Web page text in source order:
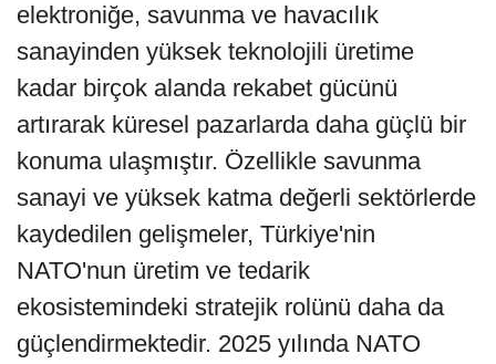
elektroniğe, savunma ve havacılık
sanayinden yüksek teknolojili üretime
kadar birçok alanda rekabet gücünü
artırarak küresel pazarlarda daha güçlü bir
konuma ulaşmıştır. Özellikle savunma
sanayi ve yüksek katma değerli sektörlerde
kaydedilen gelişmeler, Türkiye'nin
NATO'nun üretim ve tedarik
ekosistemindeki stratejik rolünü daha da
güçlendirmektedir. 2025 yılında NATO